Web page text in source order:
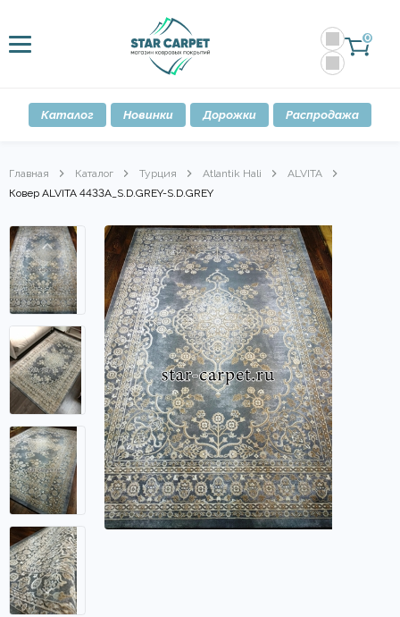
0
Каталог Новинки Дорожки Распродажа
Главная Каталог Турция Atlantik Hali
ALVITA
Ковер ALVITA 4433A_S.D.GREY-S.D.GREY